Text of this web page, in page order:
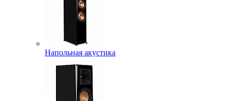
Напольная акустика